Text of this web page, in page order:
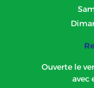
Ouverte le
avec